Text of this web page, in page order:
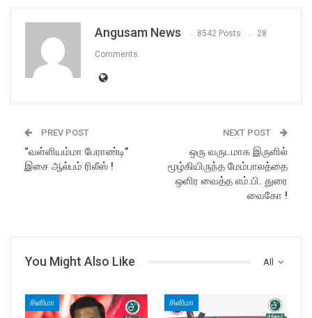
Angusam News 8542 Posts 28
Comments
PREV POST
“வள்ளியம்மா பேராண்டி”
இசை ஆல்பம் ரிலீஸ் !
NEXT POST
ஒரு வருடமாக இருளில்
மூழ்கியிருந்த மேம்பாலத்தை
ஒளிர வைத்த எம்.பி. துரை
வைகோ !
All
You Might Also Like
சினிமா சினிமா